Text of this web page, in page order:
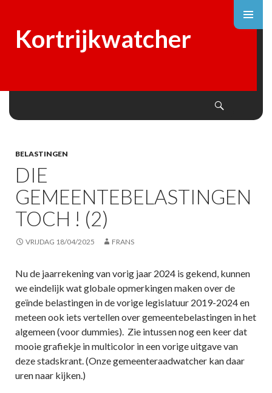
Kortrijkwatcher
BELASTINGEN
DIE
GEMEENTEBELASTINGEN
TOCH ! (2)
VRIJDAG 18/04/2025 FRANS
Nu de jaarrekening van vorig jaar 2024 is gekend, kunnen
we eindelijk wat globale opmerkingen maken over de
geïnde belastingen in de vorige legislatuur 2019-2024 en
meteen ook iets vertellen over gemeentebelastingen in het
algemeen (voor dummies). Zie intussen nog een keer dat
mooie grafiekje in multicolor in een vorige uitgave van
deze stadskrant. (Onze gemeenteraadwatcher kan daar
uren naar kijken.)